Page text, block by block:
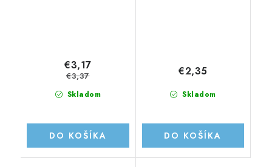
Skladom
€3,17
€3,37
DO KOŠÍKA
Skladom
€2,35
DO KOŠÍKA